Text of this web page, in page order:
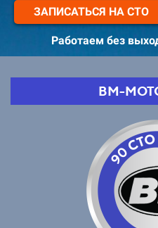
ЗАПИСАТЬСЯ НА СТО
Работаем без
BM-